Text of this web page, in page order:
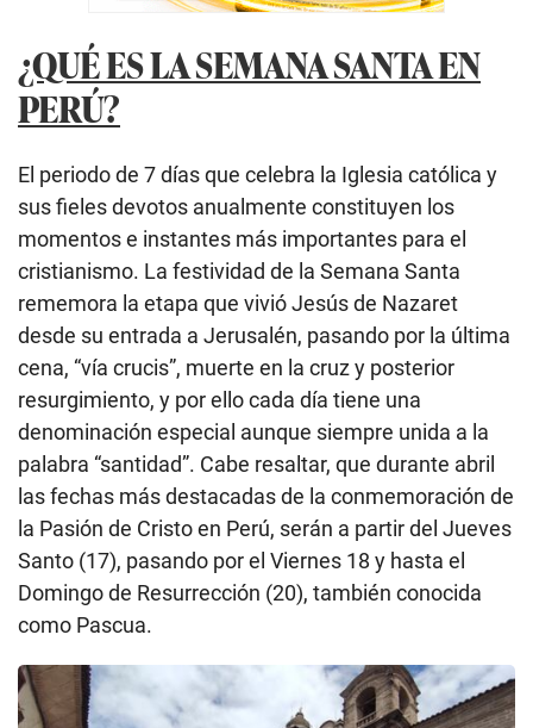
¿QUÉ ES LA SEMANA SANTA EN
PERÚ?
El periodo de 7 días que celebra la Iglesia católica y
sus fieles devotos anualmente constituyen los
momentos e instantes más importantes para el
cristianismo. La festividad de la Semana Santa
rememora la etapa que vivió Jesús de Nazaret
desde su entrada a Jerusalén, pasando por la última
cena, “vía crucis”, muerte en la cruz y posterior
resurgimiento, y por ello cada día tiene una
denominación especial aunque siempre unida a la
palabra “santidad”. Cabe resaltar, que durante abril
las fechas más destacadas de la conmemoración de
la Pasión de Cristo en Perú, serán a partir del Jueves
Santo (17), pasando por el Viernes 18 y hasta el
Domingo de Resurrección (20), también conocida
como Pascua.